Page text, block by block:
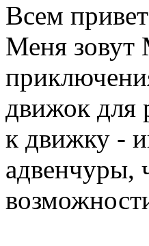
Всем
Меня зовут
движок для
к движку -
адвенчуры,